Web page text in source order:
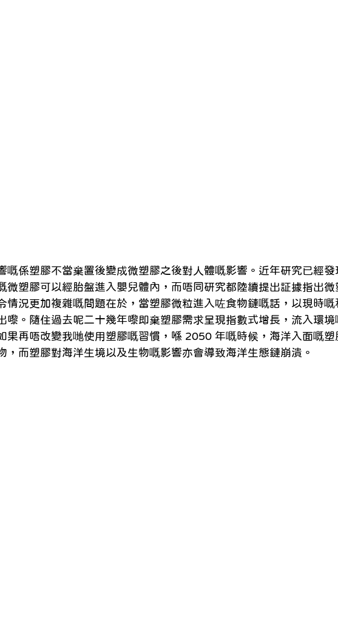
嘅係塑膠不當棄置後變成微塑膠之後對人體嘅影響。近年研究已經發
微塑膠可以經胎盤進入嬰兒體內，而唔同研究都陸續提出証據指出微
情況更加複雜嘅問題在於，當塑膠微粒進入咗食物鏈嘅話，以現時嘅
嚟。隨住過去呢二十幾年嚟即棄塑膠需求呈現指數式增長，流入環境
果再唔改變我哋使用塑膠嘅習慣，喺 2050 年嘅時候，海洋入面嘅塑
，而塑膠對海洋生境以及生物嘅影響亦會導致海洋生態鏈崩潰。